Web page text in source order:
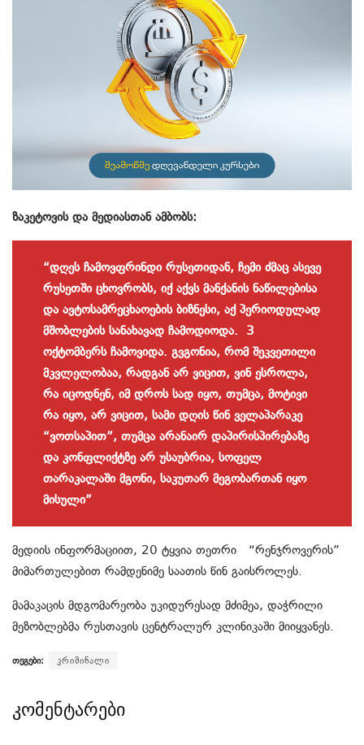
ზაკეტოვის და მედიასთან ამბობს:
“დღეს ჩამოვფრინდი რუსეთიდან, ჩემი ძმაც ასევე
რუსეთში ცხოვრობს, იქ აქვს მანქანის ნაწილებისა
და ავტოსამრეცხაოების ბიზნესი, აქ პერიოდულად
მშობლების სანახავად ჩამოდიოდა. 3
ოქტომბერს ჩამოვიდა. გვგონია, რომ შეკვეთილი
მკვლელობაა, რადგან არ ვიცით, ვინ ესროლა,
რა იცოდნენ, იმ დროს სად იყო, თუმცა, მოტივი
რა იყო, არ ვიცით, სამი დღის წინ ველაპარაკე
“ვოთსაპით”, თუმცა არანაირ დაპირისპირებაზე
და კონფლიქტზე არ უსაუბრია, სოფელ
თარაკალაში მგონი, საკუთარ მეგობართან იყო
მისული”
მედიის ინფორმაციით, 20 ტყვია თეთრი “რენჯროვერის”
მიმართულებით რამდენიმე საათის წინ გაისროლეს.
მამაკაცის მდგომარეობა უკიდურესად მძიმეა, დაჭრილი
მეზობლებმა რუსთავის ცენტრალურ კლინიკაში მიიყვანეს.
თეგები: კრიმინალი
კომენტარები